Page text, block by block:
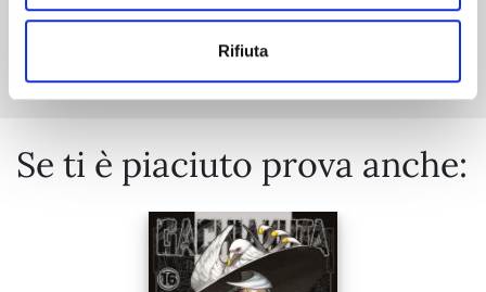
Rifiuta
Mostra tutto
Se ti è piaciuto prova anche: